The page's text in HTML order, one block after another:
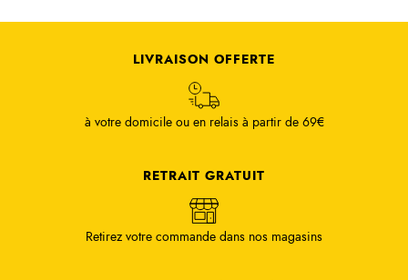
LIVRAISON OFFERTE
à votre domicile ou en relais à partir de 69€
RETRAIT GRATUIT
Retirez votre commande dans nos magasins